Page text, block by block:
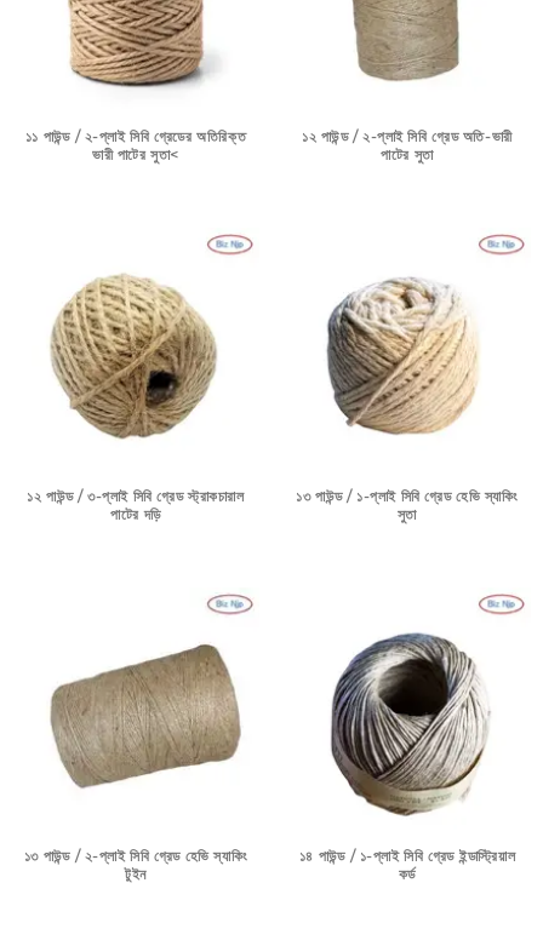
১১ পাউন্ড / ২-প্লাই সিবি গ্রেডের অতিরিক্ত
ভারী পাটের সুতা<
১২ পাউন্ড / ২-প্লাই সিবি গ্রেড অতি-ভারী
পাটের সুতা
১২ পাউন্ড / ৩-প্লাই সিবি গ্রেড স্ট্রাকচারাল
পাটের দড়ি
১৩ পাউন্ড / ১-প্লাই সিবি গ্রেড হেভি স্যাকিং
সুতা
১৩ পাউন্ড / ২-প্লাই সিবি গ্রেড হেভি স্যাকিং
টুইন
১৪ পাউন্ড / ১-প্লাই সিবি গ্রেড ইন্ডাস্ট্রিয়াল
কর্ড